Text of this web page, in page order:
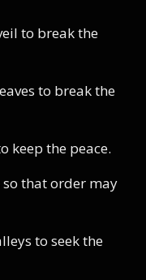
to break the
to break the
keep the peace.
so that order may
to seek the